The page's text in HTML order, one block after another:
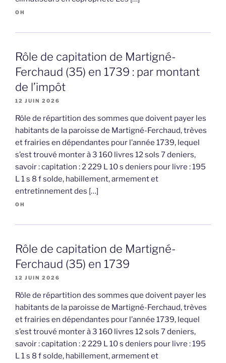
OH
Rôle de capitation de Martigné-
Ferchaud (35) en 1739 : par montant
de l’impôt
12 JUIN 2026
Rôle de répartition des sommes que doivent payer les
habitants de la paroisse de Martigné-Ferchaud, trèves
et frairies en dépendantes pour l’année 1739, lequel
s’est trouvé monter à 3 160 livres 12 sols 7 deniers,
savoir : capitation : 2 229 L 10 s deniers pour livre : 195
L 1 s 8 f solde, habillement, armement et
entretinnement des […]
OH
Rôle de capitation de Martigné-
Ferchaud (35) en 1739
12 JUIN 2026
Rôle de répartition des sommes que doivent payer les
habitants de la paroisse de Martigné-Ferchaud, trèves
et frairies en dépendantes pour l’année 1739, lequel
s’est trouvé monter à 3 160 livres 12 sols 7 deniers,
savoir : capitation : 2 229 L 10 s deniers pour livre : 195
L 1 s 8 f solde, habillement, armement et